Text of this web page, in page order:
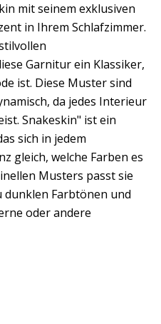
mit seinem exklusiven
in Ihrem Schlafzimmer.
Garnitur ein Klassiker,
ist. Diese Muster sind
da jedes Interieur
Snakeskin" ist ein
sich in jedem
gleich, welche Farben es
Musters passt sie
dunklen Farbtönen und
oder andere